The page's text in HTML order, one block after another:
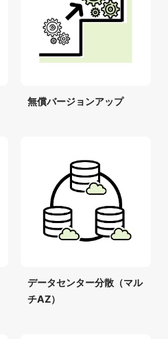
無償バージョンアップ
データセンター分散（マル
チAZ）